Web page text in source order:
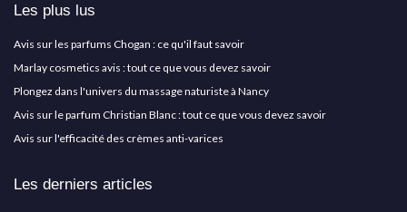
Les plus lus
Avis sur les parfums Chogan : ce qu'il faut savoir
Marlay cosmetics avis : tout ce que vous devez savoir
Plongez dans l'univers du massage naturiste à Nancy
Avis sur le parfum Christian Blanc : tout ce que vous devez savoir
Avis sur l'efficacité des crèmes anti-varices
Les derniers articles